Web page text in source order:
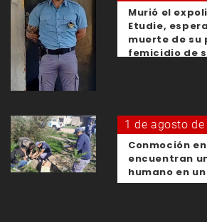
Murió el
Etudie,
muerte de su
femicidio de
1 de agosto de
Conmoción
encuentran
humano en